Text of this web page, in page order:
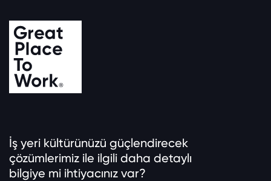
İş yeri kültürünüzü güçlendirecek
çözümlerimiz ile ilgili daha detaylı
bilgiye mi ihtiyacınız var?